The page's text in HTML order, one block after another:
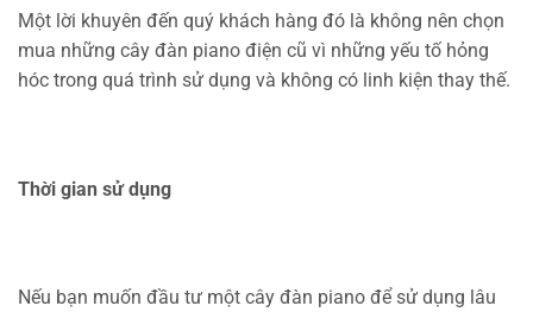
Một lời khuyên đến quý khách hàng đó là không nên chọn
mua những cây đàn piano điện cũ vì những yếu tố hỏng
hóc trong quá trình sử dụng và không có linh kiện thay thế.
Thời gian sử dụng
Nếu bạn muốn đầu tư một cây đàn piano để sử dụng lâu